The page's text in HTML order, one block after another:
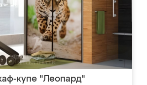
купе "Леопард"